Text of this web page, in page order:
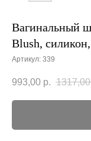
Вагинальный
Blush,
Артикул: 339
993,00 р. 1317,00